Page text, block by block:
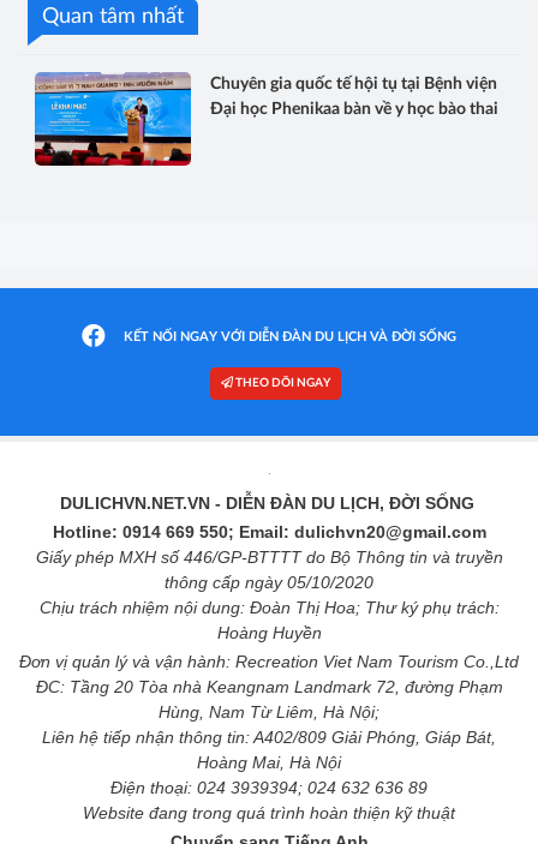
Quan tâm nhất
Chuyên gia quốc tế hội tụ tại Bệnh viện
Đại học Phenikaa bàn về y học bào thai
KẾT NỐI NGAY VỚI DIỄN ĐÀN DU LỊCH VÀ ĐỜI SỐNG
THEO DÕI NGAY
DULICHVN.NET.VN- DIỄN ĐÀN DU LỊCH, ĐỜI SỐNG
Hotline: 0914 669 550; Email: dulichvn20@gmail.com
Giấy phép MXH số 446/GP-BTTTT do Bộ Thông tin và truyền
thông cấp ngày 05/10/2020
Chịu trách nhiệm nội dung: Đoàn Thị Hoa; Thư ký phụ trách:
Hoàng Huyền
Đơn vị quản lý và vận hành: Recreation Viet Nam Tourism Co.,Ltd
ĐC: Tầng 20 Tòa nhà Keangnam Landmark 72, đường Phạm
Hùng, Nam Từ Liêm, Hà Nội;
Liên hệ tiếp nhận thông tin: A402/809 Giải Phóng, Giáp Bát,
Hoàng Mai, Hà Nội
Điện thoại: 024 3939394; 024 632 636 89
Website đang trong quá trình hoàn thiện kỹ thuật